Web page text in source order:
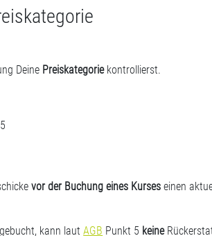
Deine Preiskategoriekontrollierst.
vor der Buchung eines Kurseseinen
kann lautAGB Punkt 5 keine